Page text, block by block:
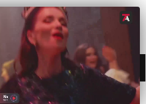
DEPORTES